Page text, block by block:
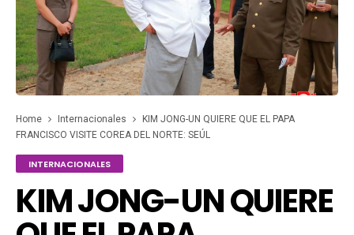
Home Internacionales
KIM JONG-UN QUIERE QUE EL PAPA
FRANCISCO VISITE COREA DEL NORTE: SEÚL
INTERNACIONALES
KIM JONG-UN QUIERE